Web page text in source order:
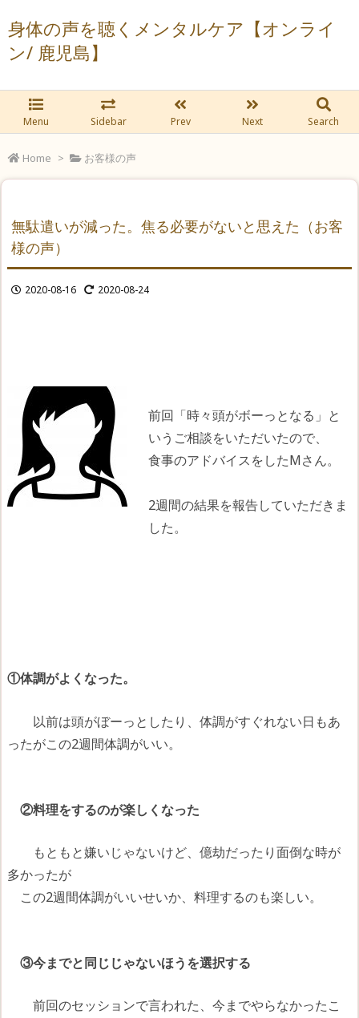
身体の声を聴くメンタルケア【オンライ
ン/ 鹿児島】
Menu Sidebar Prev Next Search
Home > お客様の声
無駄遣いが減った。焦る必要がないと思えた（お客
様の声）
2020-08-16 2020-08-24
前回「時々頭がボーっとなる」と
いうご相談をいただいたので、
食事のアドバイスをしたMさん。
2週間の結果を報告していただきま
した。
①体調がよくなった。
以前は頭がぼーっとしたり、体調がすぐれない日もあ
ったがこの2週間体調がいい。
②料理をするのが楽しくなった
もともと嫌いじゃないけど、億劫だったり面倒な時が
多かったが
この2週間体調がいいせいか、料理するのも楽しい。
③今までと同じじゃないほうを選択する
前回のセッションで言われた、今までやらなかったこ